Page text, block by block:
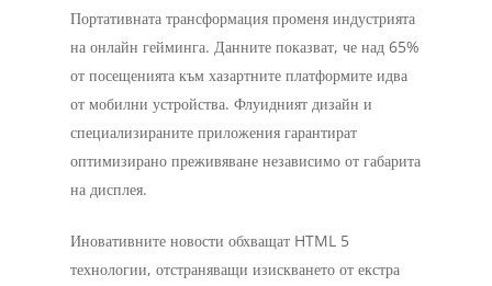
Портативната трансформация променя индустрията
на онлайн гейминга. Данните показват, че над 65%
от посещенията към хазартните платформите идва
от мобилни устройства. Флуидният дизайн и
специализираните приложения гарантират
оптимизирано преживяване независимо от габарита
на дисплея.
Иновативните новости обхващат HTML 5
технологии, отстраняващи изискването от екстра